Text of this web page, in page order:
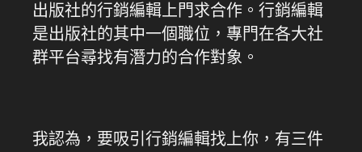
出版社的行銷編輯上門求合作。行銷編輯
是出版社的其中一個職位，專門在各大社
群平台尋找有潛力的合作對象。
我認為，要吸引行銷編輯找上你，有三件